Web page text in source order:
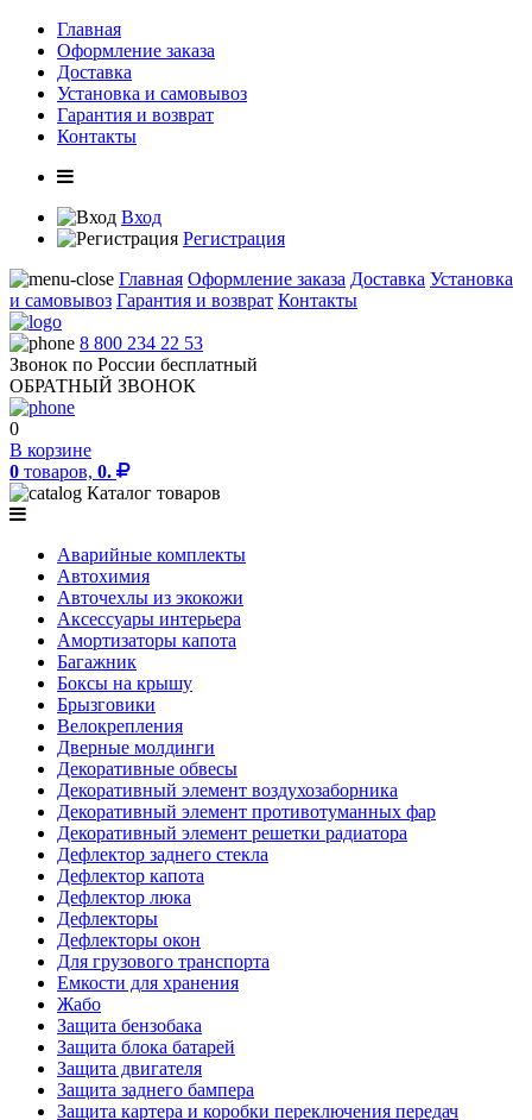
Главная
Оформление заказа
Доставка
Установка и самовывоз
Гарантия и возврат
Контакты
Вход
Регистрация
Главная Оформление заказа Доставка Установка
и самовывоз Гарантия и возврат Контакты
8 800 234 22 53
Звонок по России бесплатный
ОБРАТНЫЙ ЗВОНОК
0
В корзине
0 товаров, 0.
Каталог товаров
Аварийные комплекты
Автохимия
Авточехлы из экокожи
Аксессуары интерьера
Амортизаторы капота
Багажник
Боксы на крышу
Брызговики
Велокрепления
Дверные молдинги
Декоративные обвесы
Декоративный элемент воздухозаборника
Декоративный элемент противотуманных фар
Декоративный элемент решетки радиатора
Дефлектор заднего стекла
Дефлектор капота
Дефлектор люка
Дефлекторы
Дефлекторы окон
Для грузового транспорта
Емкости для хранения
Жабо
Защита бензобака
Защита блока батарей
Защита двигателя
Защита заднего бампера
Защита картера и коробки переключения передач